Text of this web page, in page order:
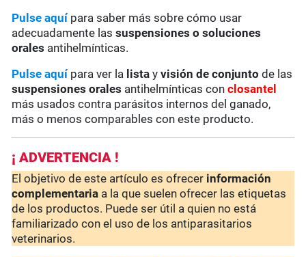
Pulse aquí para saber más sobre cómo usar
adecuadamente lassuspensiones o soluciones
orales antihelmínticas.
Pulse aquípara ver la lista yvisión de conjunto de las
suspensiones orales antihelmínticas conclosantel
más usados contra parásitos internos del ganado,
más o menos comparables con este producto.
¡ ADVERTENCIA !
El objetivo de este artículo es ofrecer información
complementaria a la que suelen ofrecer las etiquetas
de los productos. Puede ser útil a quien no está
familiarizado con el uso de los antiparasitarios
veterinarios.